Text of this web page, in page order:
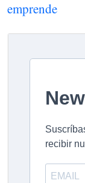
emprende